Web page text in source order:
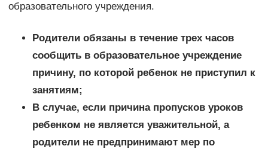
образовательного учреждения.
Родители обязаны в течение трех часов
сообщить в образовательное учреждение
причину, по которой ребенок не приступил к
занятиям;
В случае, если причина пропусков уроков
ребенком не является уважительной, а
родители не предпринимают мер по